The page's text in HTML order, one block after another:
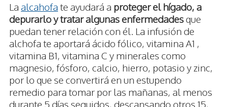
La alcahofa te ayudará a proteger el hígado, a
depurarlo y tratar algunas enfermedadesque
puedan tener relación con él. La infusión de
alchofa te aportará ácido fólico, vitamina A1 ,
vitamina B1, vitamina C y minerales como
magnesio, fósforo, calcio, hierro, potasio y zinc,
por lo que se convertirá en un estupendo
remedio para tomar por las mañanas, al menos
durante 5 días seguidos, descansando otros 15,